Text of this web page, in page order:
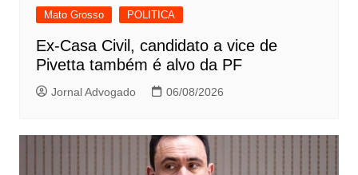
Mato Grosso POLITICA
Ex-Casa Civil, candidato a vice de
Pivetta também é alvo da PF
Jornal Advogado 06/08/2026